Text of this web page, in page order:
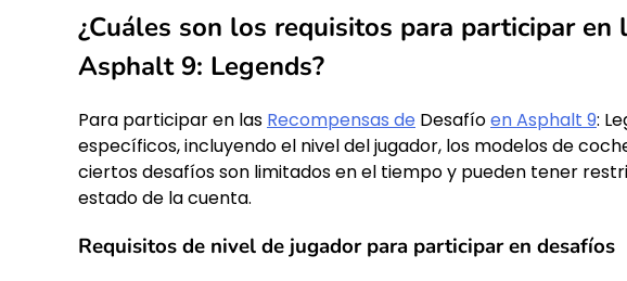
¿Cuáles son los requisitos para participar en
Asphalt 9: Legends?
Para participar en las Recompensas de Desafíoen Asphalt 9:
específicos, incluyendo el nivel del jugador, los modelos de
ciertos desafíos son limitados en el tiempo y pueden tener
estado de la cuenta.
Requisitos de nivel de jugador para participar en desafíos